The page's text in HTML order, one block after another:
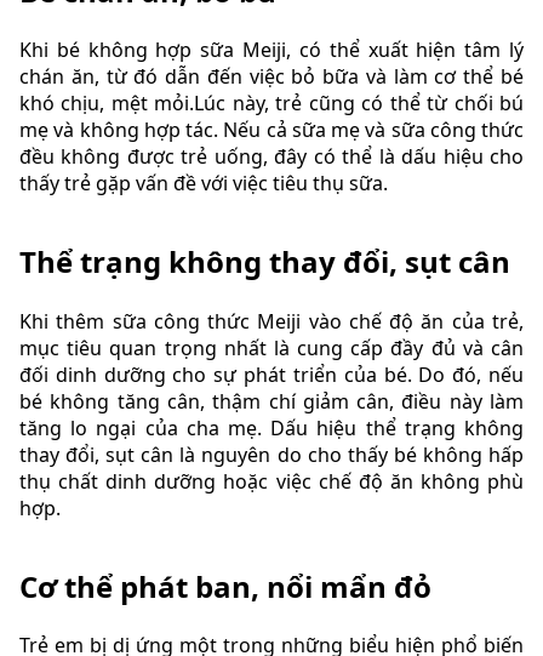
Khi bé không hợp sữa Meiji, có thể xuất hiện tâm lý
chán ăn, từ đó dẫn đến việc bỏ bữa và làm cơ thể bé
khó chịu, mệt mỏi.Lúc này, trẻ cũng có thể từ chối bú
mẹ và không hợp tác. Nếu cả sữa mẹ và sữa công thức
đều không được trẻ uống, đây có thể là dấu hiệu cho
thấy trẻ gặp vấn đề với việc tiêu thụ sữa.
Thể trạng không thay đổi, sụt cân
Khi thêm sữa công thức Meiji vào chế độ ăn của trẻ,
mục tiêu quan trọng nhất là cung cấp đầy đủ và cân
đối dinh dưỡng cho sự phát triển của bé. Do đó, nếu
bé không tăng cân, thậm chí giảm cân, điều này làm
tăng lo ngại của cha mẹ. Dấu hiệu thể trạng không
thay đổi, sụt cân là nguyên do cho thấy bé không hấp
thụ chất dinh dưỡng hoặc việc chế độ ăn không phù
hợp.
Cơ thể phát ban, nổi mẩn đỏ
Trẻ em bị dị ứng một trong những biểu hiện phổ biến